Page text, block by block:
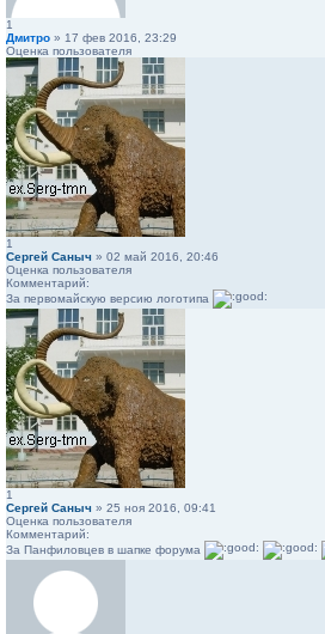
1
Дмитро » 17 фев 2016, 23:29
Оценка пользователя
1
Сергей Саныч » 02 май 2016, 20:46
Оценка пользователя
Комментарий:
За первомайскую версию логотипа
1
Сергей Саныч » 25 ноя 2016, 09:41
Оценка пользователя
Комментарий:
За Панфиловцев в шапке форума